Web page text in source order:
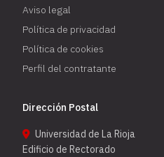
Aviso legal
Política de privacidad
Política de cookies
Perfil del contratante
Dirección Postal
Universidad de La Rioja
Edificio de Rectorado